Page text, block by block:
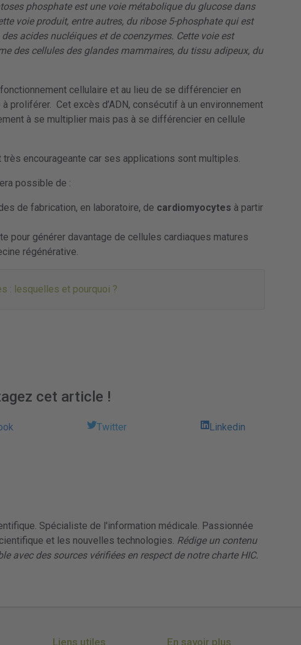
phosphate est une voie métabolique du glucose dans
voie produit, entre autres, du ribose 5-phosphate qui est
acides nucléiques et de coenzymes. Cette voie est
des cellules des glandes mammaires, du tissu adipeux, du
cellulaire et au lieu de se différencier en
à proliférer. Cet excès d’ADN, consécutif à un environnement
à se multiplier mais pas à se différencier en cellule
encourageante car ses applications sont multiples.
possible de :
de fabrication, en laboratoire, de cardiomyocytes à partir
pour générer davantage de cellules cardiaques matures
régénérative.
: lesquelles et pourquoi ?
cet article !
Twitter Linkedin
Spécialiste de l'information médicale. Passionnée
et les nouvelles technologies. Rédige un contenu
avec des sources vérifiées en respect de notre charte HIC.
Liens utiles En savoir plus